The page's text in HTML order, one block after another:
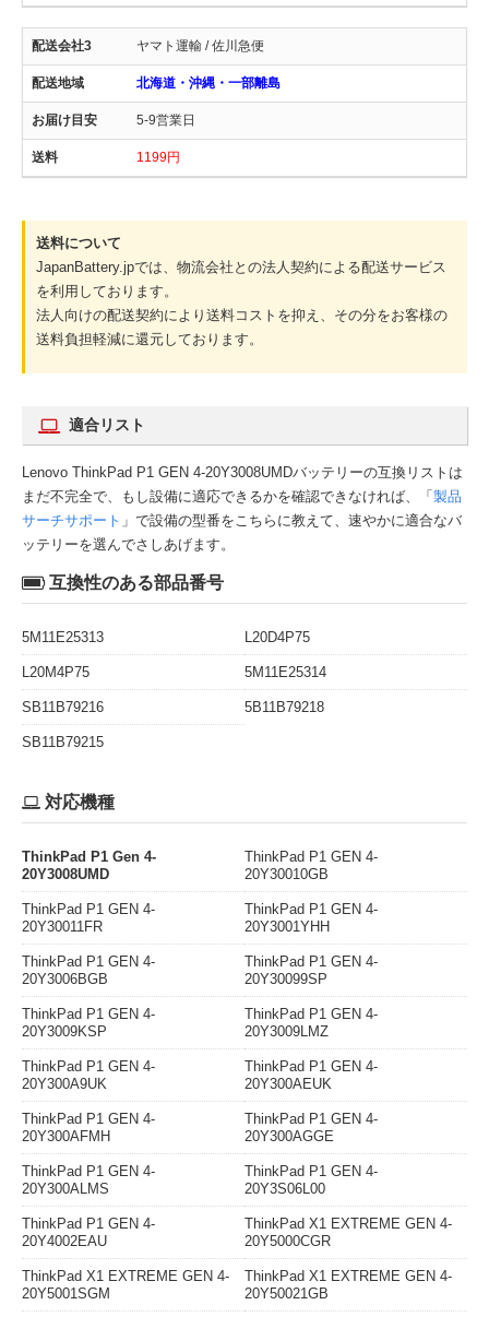
ヤマト運輸 / 佐川急便
北海道・沖縄・一部離島
5-9営業日
1199円
送料について
JapanBattery.jpでは、物流会社との法人契約による配送サービス
を利用しております。
法人向けの配送契約により送料コストを抑え、その分をお客様の
送料負担軽減に還元しております。
適合リスト
Lenovo ThinkPad P1 GEN 4-20Y3008UMDバッテリーの互換リストは
まだ不完全で、もし設備に適応できるかを確認できなければ、「 製品
サーチサポート 」で設備の型番をこちらに教えて、速やかに適合なバ
ッテリーを選んでさしあげます。
互換性のある部品番号
5M11E25313 L20D4P75
L20M4P75 5M11E25314
SB11B79216 5B11B79218
SB11B79215
対応機種
ThinkPad P1 Gen 4-
20Y3008UMD
ThinkPad P1 GEN 4-
20Y30010GB
ThinkPad P1 GEN 4-
20Y30011FR
ThinkPad P1 GEN 4-
20Y3001YHH
ThinkPad P1 GEN 4-
20Y3006BGB
ThinkPad P1 GEN 4-
20Y30099SP
ThinkPad P1 GEN 4-
20Y3009KSP
ThinkPad P1 GEN 4-
20Y3009LMZ
ThinkPad P1 GEN 4-
20Y300A9UK
ThinkPad P1 GEN 4-
20Y300AEUK
ThinkPad P1 GEN 4-
20Y300AFMH
ThinkPad P1 GEN 4-
20Y300AGGE
ThinkPad P1 GEN 4-
20Y300ALMS
ThinkPad P1 GEN 4-
20Y3S06L00
ThinkPad P1 GEN 4-
20Y4002EAU
ThinkPad X1 EXTREME GEN 4-
20Y5000CGR
ThinkPad X1 EXTREME GEN 4-
20Y5001SGM
ThinkPad X1 EXTREME GEN 4-
20Y50021GB